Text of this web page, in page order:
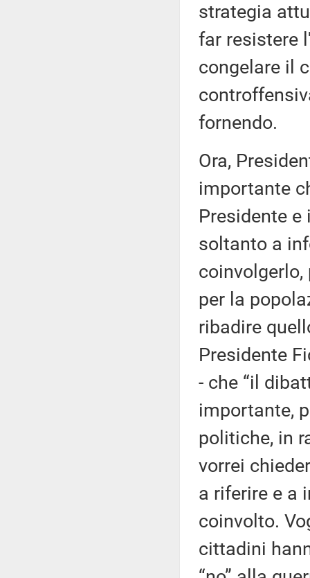
strategia
far resistere
congelare il
fornendo.
Ora,
importante
Presidente
soltanto a
coinvolgerlo,
per la
ribadire
Presidente
- che “il
importante,
politiche, in
vorrei
a riferire e a
coinvolto.
cittadini